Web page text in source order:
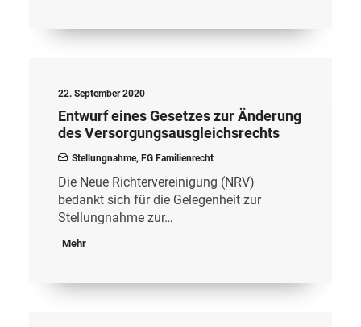
22. September 2020
Entwurf eines Gesetzes zur Änderung
des Versorgungsausgleichsrechts
Stellungnahme, FG Familienrecht
Die Neue Richtervereinigung (NRV)
bedankt sich für die Gelegenheit zur
Stellungnahme zur…
Mehr